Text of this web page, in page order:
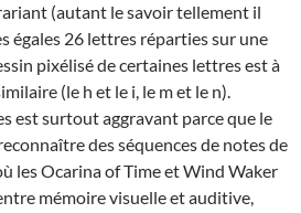
(autant le savoir tellement il
égales 26 lettres réparties sur une
pixélisé de certaines lettres est à
(le h et le i, le m et le n).
est surtout aggravant parce que le
des séquences de notes de
les Ocarina of Time et Wind Waker
mémoire visuelle et auditive,